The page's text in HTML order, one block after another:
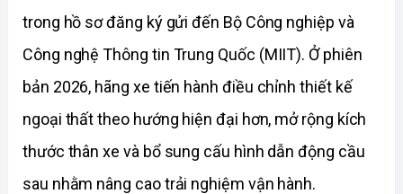
trong hồ sơ đăng ký gửi đến Bộ Công nghiệp và
Công nghệ Thông tin Trung Quốc (MIIT). Ở phiên
bản 2026, hãng xe tiến hành điều chỉnh thiết kế
ngoại thất theo hướng hiện đại hơn, mở rộng kích
thước thân xe và bổ sung cấu hình dẫn động cầu
sau nhằm nâng cao trải nghiệm vận hành.